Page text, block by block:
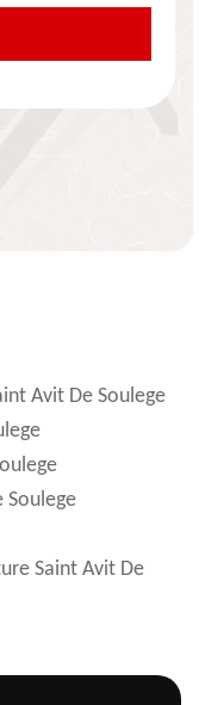
Avit De Soulege
Soulege
Saint Avit De